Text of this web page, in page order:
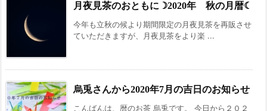
月夜見茶のおともに☽2020年 秋の月暦☾
今年も立秋の候より期間限定の月夜見茶を再販させ
ていただきますが、月夜見茶をより楽 ...
烏兎さんから2020年7月の吉日のお知らせ
こんばんは、暦のお茶 烏兎です。 今日から２０２